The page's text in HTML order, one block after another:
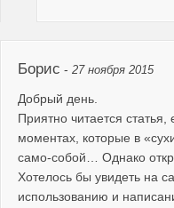
Борис - 27 ноября 2015
Добрый день.
Приятно читается
моментах, которые в
само-собой… Однако
Хотелось бы увидеть на
использованию и